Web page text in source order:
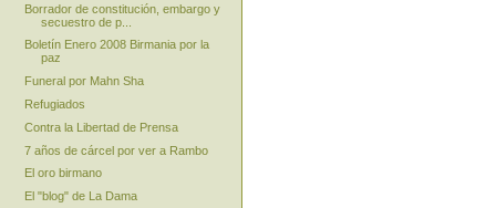
Borrador de constitución, embargo y
secuestro de p...
Boletín Enero 2008 Birmania por la
paz
Funeral por Mahn Sha
Refugiados
Contra la Libertad de Prensa
7 años de cárcel por ver a Rambo
El oro birmano
El "blog" de La Dama